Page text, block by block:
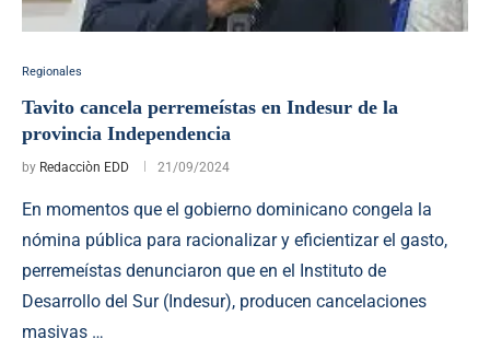
Regionales
Tavito cancela perremeístas en Indesur de la
provincia Independencia
by Redacciòn EDD 21/09/2024
En momentos que el gobierno dominicano congela la
nómina pública para racionalizar y eficientizar el gasto,
perremeístas denunciaron que en el Instituto de
Desarrollo del Sur (Indesur), producen cancelaciones
masivas …